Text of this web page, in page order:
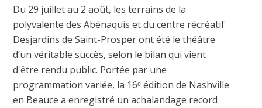
Du 29 juillet au 2 août, les terrains de la
polyvalente des Abénaquis et du centre récréatif
Desjardins de Saint-Prosper ont été le théâtre
d’un véritable succès, selon le bilan qui vient
d'être rendu public. Portée par une
programmation variée, la 16ᵉ édition de Nashville
en Beauce a enregistré un achalandage record